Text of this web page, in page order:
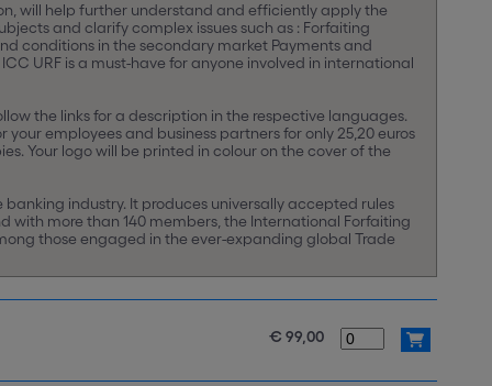
will help further understand and efficiently apply the
and clarify complex issues such as : Forfaiting
conditions in the secondary market Payments and
URF is a must-have for anyone involved in international
the links for a description in the respective languages.
your employees and business partners for only 25,20 euros
Your logo will be printed in colour on the cover of the
industry. It produces universally accepted rules
with more than 140 members, the International Forfaiting
those engaged in the ever-expanding global Trade
€ 99,00